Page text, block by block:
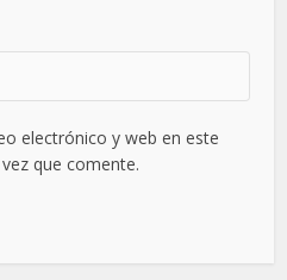
electrónico y web en este
que comente.